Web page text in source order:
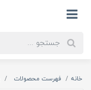
خانه فهرست محصولات